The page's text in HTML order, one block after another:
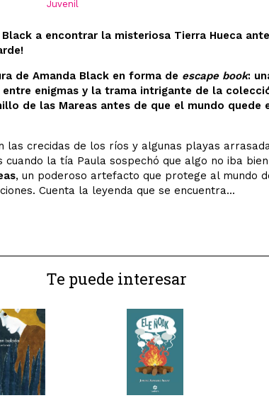
Juvenil
Black a encontrar la misteriosa Tierra Hueca
de Amanda Black en forma de escape book:
entre enigmas y la trama intrigante de la
de las Mareas antes de que el mundo quede
las crecidas de los ríos y algunas playas
cuando la tía Paula sospechó que algo no iba
, un poderoso artefacto que protege al mundo
Cuenta la leyenda que se encuentra...
Te puede interesar